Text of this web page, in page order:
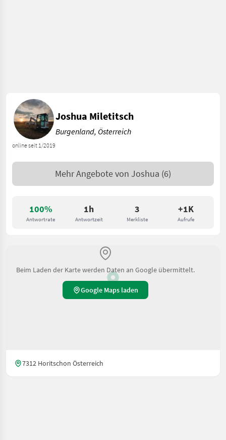
100%
Antwortrate
1h
Antwortzeit
3
Merkliste
+1K
Aufrufe
online seit 1/2019
Joshua Miletitsch
Burgenland, Österreich
Mehr Angebote von Joshua (6)
Beim Laden der Karte werden Daten an Google übermittelt.
Google Maps laden
7312 Horitschon Österreich